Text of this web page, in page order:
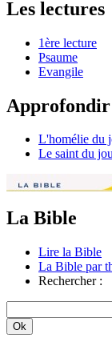
Les lectures
1ère lecture
Psaume
Evangile
Approfondir
L'homélie du
Le saint du
La Bible
Lire la Bible
La Bible par
Rechercher :